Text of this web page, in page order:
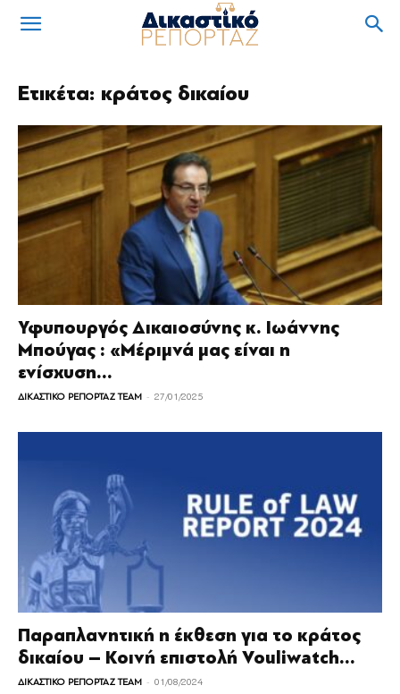
Ετικέτα: κράτος δικαίου
Υφυπουργός Δικαιοσύνης κ. Ιωάννης
Μπούγας : «Μέριμνά μας είναι η
ενίσχυση...
ΔΙΚΑΣΤΙΚΟ ΡΕΠΟΡΤΑΖ TEAM - 27/01/2025
Παραπλανητική η έκθεση για το κράτος
δικαίου – Κοινή επιστολή Vouliwatch...
ΔΙΚΑΣΤΙΚΟ ΡΕΠΟΡΤΑΖ TEAM - 01/08/2024